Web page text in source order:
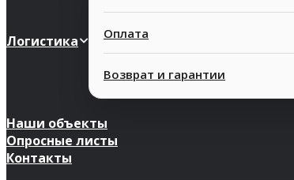
Логистика Оплата
Возврат и гарантии
Наши объекты
Опросные листы
Контакты